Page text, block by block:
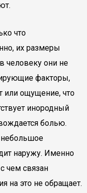
что
их размеры
человеку они не
факторы,
или ощущение, что
инородный
болью.
наружу. Именно
чем связан
на это не обращает.